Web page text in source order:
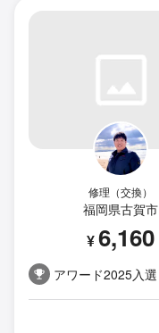
修理（交換）
福岡県古賀市
¥6,160
アワード2025入選